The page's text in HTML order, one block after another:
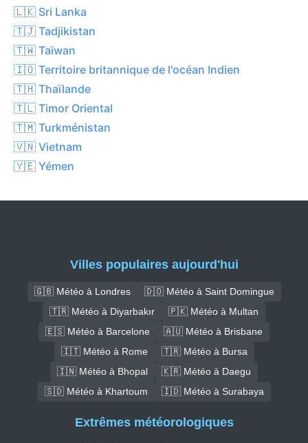
🇱🇰 Sri Lanka
🇹🇯 Tadjikistan
🇹🇼 Taïwan
🇮🇴 Territoire britannique de l'océan Indien
🇹🇭 Thaïlande
🇹🇱 Timor Oriental
🇹🇲 Turkménistan
🇻🇳 Vietnam
🇾🇪 Yémen
Villes populaires aujourd'hui
🇬🇧 Météo à Londres
🇩🇴 Météo à Saint Domingue
🇹🇷 Météo à Diyarbakır
🇵🇰 Météo à Multan
🇪🇸 Météo à Barcelone
🇦🇺 Météo à Brisbane
🇮🇹 Météo à Rome
🇹🇷 Météo à Bursa
🇮🇳 Météo à Bhopal
🇰🇷 Météo à Daegu
🇸🇩 Météo à Khartoum
🇮🇩 Météo à Surabaya
Extrêmes météorologiques